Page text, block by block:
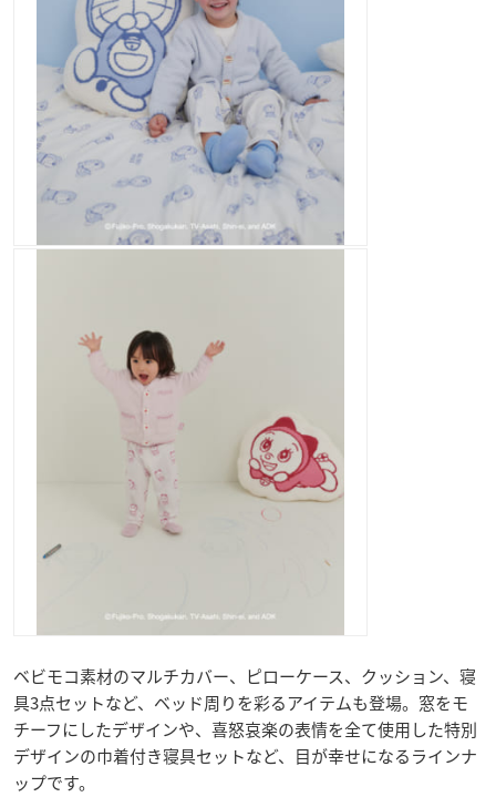
ベビモコ素材のマルチカバー、ピローケース、クッション、寝
具3点セットなど、ベッド周りを彩るアイテムも登場。窓をモ
チーフにしたデザインや、喜怒哀楽の表情を全て使用した特別
デザインの巾着付き寝具セットなど、目が幸せになるラインナ
ップです。